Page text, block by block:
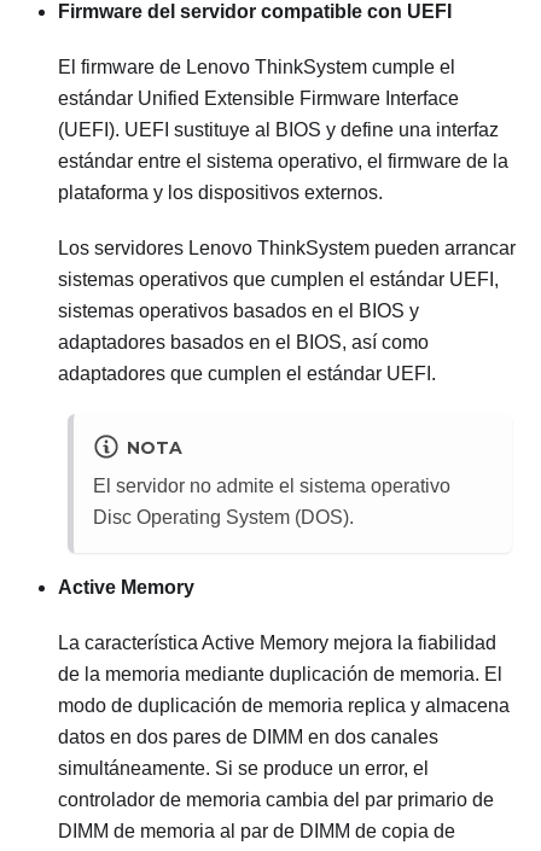
Firmware del servidor compatible con UEFI
El firmware de Lenovo ThinkSystem cumple el
estándar Unified Extensible Firmware Interface
(UEFI). UEFI sustituye al BIOS y define una interfaz
estándar entre el sistema operativo, el firmware de la
plataforma y los dispositivos externos.
Los servidores Lenovo ThinkSystem pueden arrancar
sistemas operativos que cumplen el estándar UEFI,
sistemas operativos basados en el BIOS y
adaptadores basados en el BIOS, así como
adaptadores que cumplen el estándar UEFI.
NOTA
El servidor no admite el sistema operativo
Disc Operating System (DOS).
Active Memory
La característica Active Memory mejora la fiabilidad
de la memoria mediante duplicación de memoria. El
modo de duplicación de memoria replica y almacena
datos en dos pares de DIMM en dos canales
simultáneamente. Si se produce un error, el
controlador de memoria cambia del par primario de
DIMM de memoria al par de DIMM de copia de